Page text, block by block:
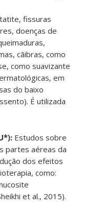
fissuras
doenças de
cãibras, como
como suavizante
em
do baixo
É utilizada
Estudos sobre
partes aéreas da
dos efeitos
como:
et al., 2015).